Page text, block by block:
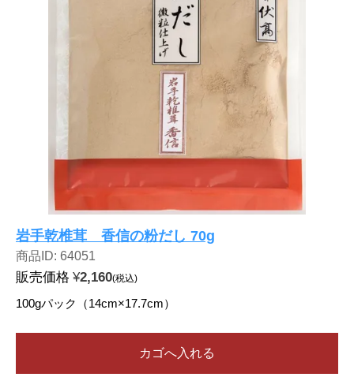
岩手乾椎茸 香信の粉だし 70g
商品ID: 64051
販売価格 ¥2,160 税込
100gパック（14cm×17.7cm）
カゴへ入れる